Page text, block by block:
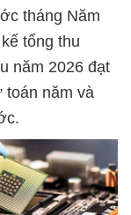
tháng Năm
tổng thu
năm 2026 đạt
toán năm và